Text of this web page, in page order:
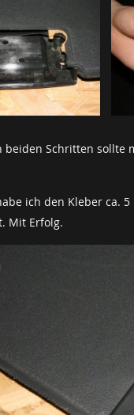
beiden Schritten sollte
ich den Kleber ca.
Mit Erfolg.